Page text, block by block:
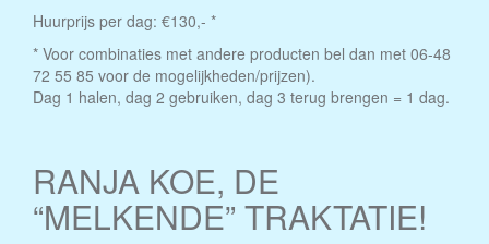
Huurprijs per dag: €130,- *
* Voor combinaties met andere producten bel dan met 06-48
72 55 85 voor de mogelijkheden/prijzen).
Dag 1 halen, dag 2 gebruiken, dag 3 terug brengen = 1 dag.
RANJA KOE, DE
“MELKENDE” TRAKTATIE!